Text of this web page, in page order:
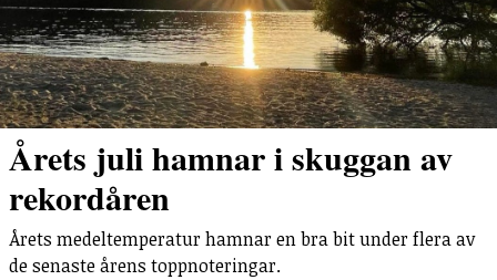
Årets juli hamnar i skuggan av
rekordåren
Årets medeltemperatur hamnar en bra bit under flera av
de senaste årens toppnoteringar.